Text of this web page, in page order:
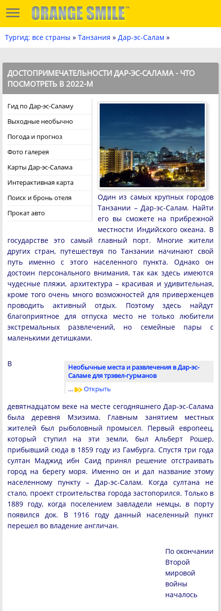
Тургид: все страны » Танзания » Дар-эс-Салам »
ДОСТОПРИМЕЧАТЕЛЬНОСТИ ДАР-ЭС-САЛАМА - ЧТО
ПОСМОТРЕТЬ В 2022-М
Гид по Дар-эс-Саламу
Выходные необычно
Погода и прогноз
Фото галерея
Карты Дар-эс-Салама
Интерактивная карта
Поиск и бронь отеля
Прокат авто
Один из самых крупных городов
Танзании – Дар-эс-Салам. Найти
его вы сможете на прибрежной
местности Индийского океана. В
государстве это самый главный порт. Многие жители
других стран, путешествуя по Танзании начинают свой
путь именно с этого населенного пункта. Однако он
достоин персонального внимания, так как здесь имеются
чудесные пляжи, архитектура – красивая и удивительная,
кроме того очень много возможностей для приверженцев
проводить активный отдых. Поэтому здесь найдут
благоприятное для отпуска место не только любители
экстремальных развлечений, но семейные пары с
маленькими детишками.
Необычные места и развлечения в Дар-эс-
Саламе для трэвел-гурманов
…
Открыть
В
девятнадцатом веке на месте сегодняшнего Дар-эс-Салама
была деревня Мзизима. Главным занятием местных
жителей был рыболовный промысел. Первый европеец,
который ступил на эти земли, был Альберт Рошер,
прибывший сюда в 1859 году из Гамбурга. Спустя три года
султан Маджид ибн Саид принял решение отстраивать
город на берегу моря. Именно он и дал название этому
населенному пункту – Дар-эс-Салам. Когда султана не
стало, проект строительства города застопорился. Только в
1889 году, когда поселением завладели немцы, в порту
появился док. В 1916 году данный населенный пункт
перешел во владение англичан.
По окончании
Второй
мировой
войны
началось